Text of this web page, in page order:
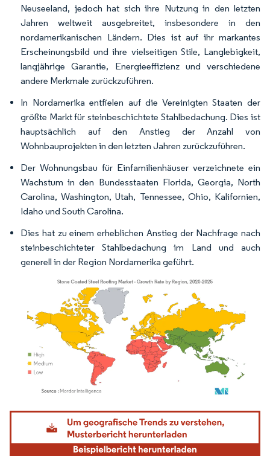
Neuseeland, jedoch hat sich ihre Nutzung in den letzten
Jahren weltweit ausgebreitet, insbesondere in den
nordamerikanischen Ländern. Dies ist auf ihr markantes
Erscheinungsbild und ihre vielseitigen Stile, Langlebigkeit,
langjährige Garantie, Energieeffizienz und verschiedene
andere Merkmale zurückzuführen.
In Nordamerika entfielen auf die Vereinigten Staaten der
größte Markt für steinbeschichtete Stahlbedachung. Dies ist
hauptsächlich auf den Anstieg der Anzahl von
Wohnbauprojekten in den letzten Jahren zurückzuführen.
Der Wohnungsbau für Einfamilienhäuser verzeichnete ein
Wachstum in den Bundesstaaten Florida, Georgia, North
Carolina, Washington, Utah, Tennessee, Ohio, Kalifornien,
Idaho und South Carolina.
Dies hat zu einem erheblichen Anstieg der Nachfrage nach
steinbeschichteter Stahlbedachung im Land und auch
generell in der Region Nordamerika geführt.
Bild © Mordor Intelligence. Wiederverwendung erfordert Namensnennung gemäß